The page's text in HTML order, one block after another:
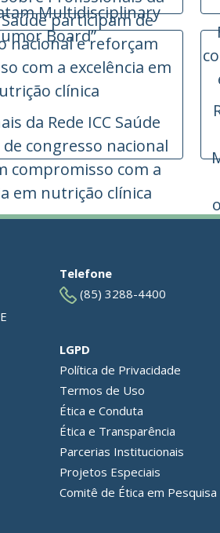
Multidisciplinary
Board”
da Rede ICC Saúde
congresso nacional
compromisso com a
em nutrição clínica
Telefone
(85) 3288-4400
LGPD
Política de Privacidade
Termos de Uso
Ética e Conduta
Ética e Transparência
Parcerias Institucionais
Projetos Especiais
Comitê de Ética em Pesquisa